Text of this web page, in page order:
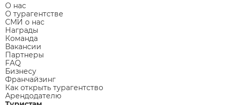
О нас
О турагентстве
СМИ о нас
Награды
Команда
Вакансии
Партнеры
FAQ
Бизнесу
Франчайзинг
Как открыть турагентство
Арендодателю